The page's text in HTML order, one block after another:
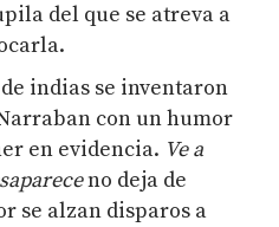
del que se atreva a
indias se inventaron
con un humor
en evidencia. Ve a
no deja de
se alzan disparos a